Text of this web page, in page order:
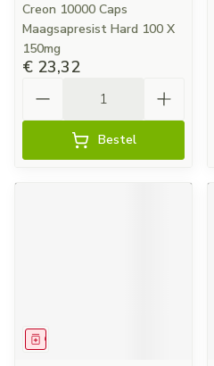
Creon 10000 Caps
Maagsapresist Hard 100 X
150mg
€ 23,32
Bestel
Geneesmiddel